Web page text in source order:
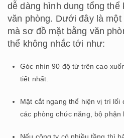
dễ dàng hình dung tổng thể
văn phòng. Dưới đây là một
mà sơ đồ mặt bằng văn
thể không nhắc tới như:
Góc nhìn 90 độ từ trên cao
tiết nhất.
Mặt cắt ngang thể hiện vị trí lối
các phòng chức năng, bộ phận